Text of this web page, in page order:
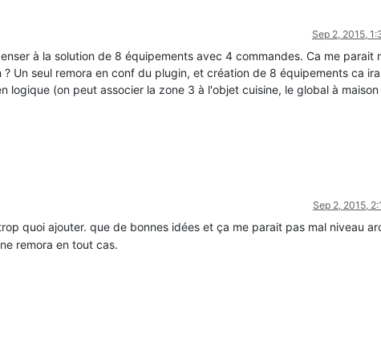
Sep 2, 2015,
à la solution de 8 équipements avec 4 commandes. Ca me parait
? Un seul remora en conf du plugin, et création de 8 équipements ca
logique (on peut associer la zone 3 à l'objet cuisine, le global à maison
Sep 2, 2015,
quoi ajouter. que de bonnes idées et ça me parait pas mal niveau
remora en tout cas.